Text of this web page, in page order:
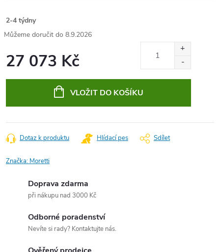
2-4 týdny
8.9.2026
27 073 Kč
VLOŽIT DO KOŠÍKU
Dotaz k produktu Hlídací pes Sdílet
Značka: Moretti
Doprava zdarma
při nákupu nad 3000 Kč
Odborné poradenství
Nevíte si rady? Kontaktujte nás.